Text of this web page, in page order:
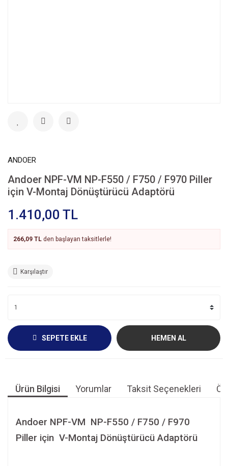
ANDOER
Andoer NPF-VM NP-F550 / F750 / F970 Piller
için V-Montaj Dönüştürücü Adaptörü
1.410,00 TL
266,09 TL den başlayan taksitlerle!
Karşılaştır
SEPETE EKLE HEMEN AL
Ürün Bilgisi Yorumlar Taksit Seçenekleri
Andoer NPF-VM NP-F550 / F750 / F970
Piller için V-Montaj Dönüştürücü Adaptörü